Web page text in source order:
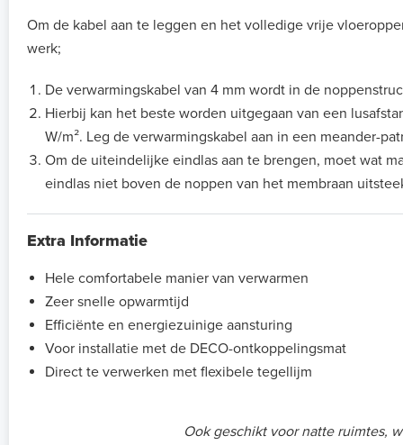
Om de kabel aan te leggen en het volledige vrije
werk;
De verwarmingskabel van 4 mm wordt in de
Hierbij kan het beste worden uitgegaan van een
W/m². Leg de verwarmingskabel aan in een meander-
Om de uiteindelijke eindlas aan te brengen, moet wat
eindlas niet boven de noppen van het membraan
Extra Informatie
Hele comfortabele manier van verwarmen
Zeer snelle opwarmtijd
Efficiënte en energiezuinige aansturing
Voor installatie met de DECO-ontkoppelingsmat
Direct te verwerken met flexibele tegellijm
Ook geschikt voor natte ruimtes,